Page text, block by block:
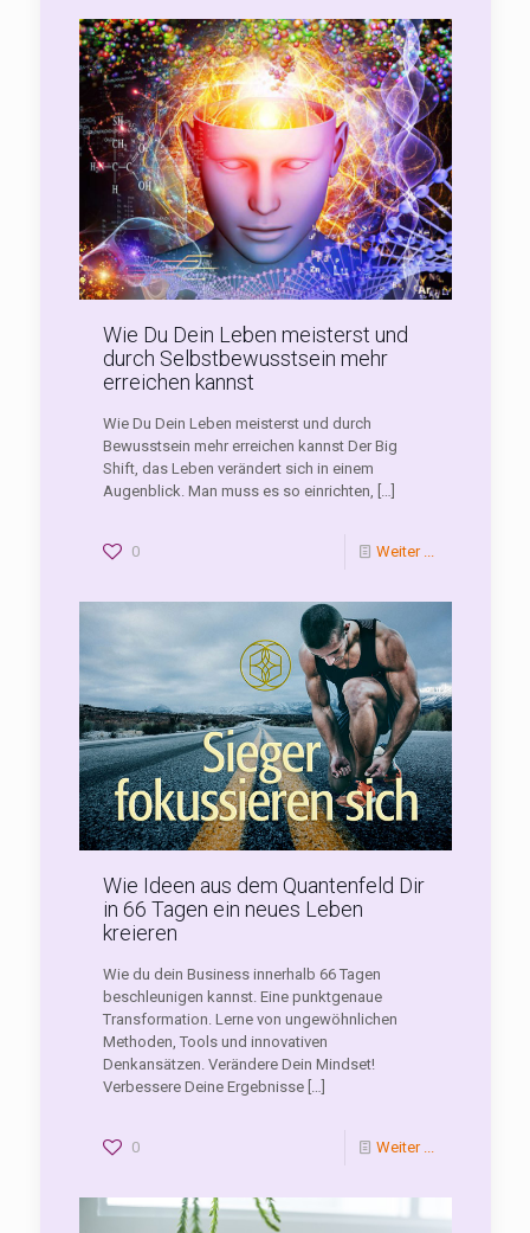
Wie Du Dein Leben meisterst und
durch Selbstbewusstsein mehr
erreichen kannst
Wie Du Dein Leben meisterst und durch
Bewusstsein mehr erreichen kannst Der Big
Shift, das Leben verändert sich in einem
Augenblick. Man muss es so einrichten, […]
0 Weiter ...
Wie Ideen aus dem Quantenfeld Dir
in 66 Tagen ein neues Leben
kreieren
Wie du dein Business innerhalb 66 Tagen
beschleunigen kannst. Eine punktgenaue
Transformation. Lerne von ungewöhnlichen
Methoden, Tools und innovativen
Denkansätzen. Verändere Dein Mindset!
Verbessere Deine Ergebnisse[…]
0 Weiter ...